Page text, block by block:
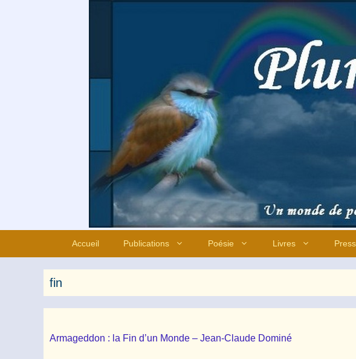
Accueil Publications Poésie Livres
fin
Armageddon : la Fin d’un Monde – Jean-Claude Dominé